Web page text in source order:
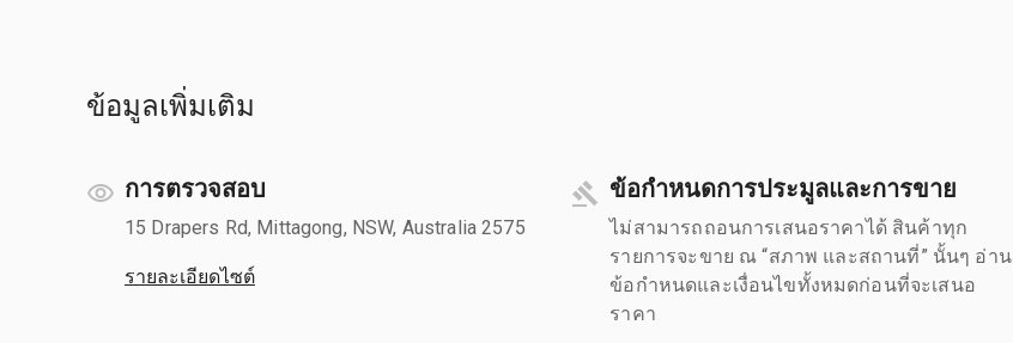
ข้อมูลเพิ่มเติม
การตรวจสอบ
15 Drapers Rd, Mittagong, NSW, Australia 2575
รายละเอียดไซต์
ข้อกำหนดการประมูลและการขาย
ไม่สามารถถอนการเสนอราคาได้ สินค้าทุก
รายการจะขาย ณ “สภาพ และสถานที่” นั้นๆ อ่าน
ข้อกำหนดและเงื่อนไขทั้งหมดก่อนที่จะเสนอ
ราคา